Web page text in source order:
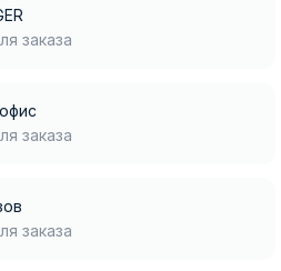
заказа
заказа
заказа